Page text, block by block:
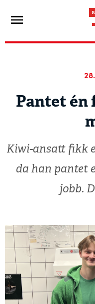
Pantet én
Kiwi-ansatt fikk
da han pantet
jobb.